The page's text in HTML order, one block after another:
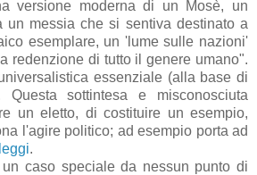
versione moderna di un Mosè, un
un messia che si sentiva destinato a
esemplare, un 'lume sulle nazioni'
redenzione di tutto il genere umano".
essenziale (alla base di
Questa sottintesa e misconosciuta
un eletto, di costituire un esempio,
l'agire politico; ad esempio porta ad
.
caso speciale da nessun punto di